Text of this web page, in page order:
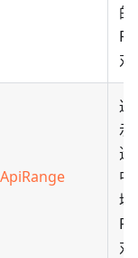
的
对
ApiRange
返
示
透
中
域
对